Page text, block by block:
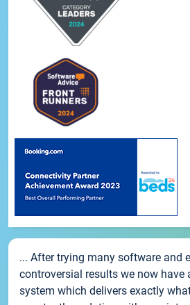
... After trying many software and
controversial results we now have
system which delivers exactly